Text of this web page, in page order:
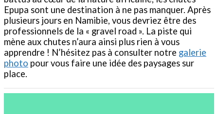
Epupa sont une destination à ne pas manquer. Après
plusieurs jours en Namibie, vous devriez être des
professionnels de la « gravel road ». La piste qui
mène aux chutes n’aura ainsi plus rien à vous
apprendre ! N’hésitez pas à consulter notre galerie
photo pour vous faire une idée des paysages sur
place.